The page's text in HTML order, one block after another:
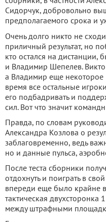
Сидорчук, добровольно
предполагаемого срока и
Очень долго никто не
приличный результат, но
кто остался на дистанции,
и Владимир Шепелев.
а Владимир еще некоторое
время все остальные
его подбадривать и
сил. Вот что значит
Правда, по словам
Александра Козлова о
заблаговременно, ведь
но и данные пульса,
После теста сборники
отдохнуть и поиграть в
впереди еще было крайне
тактическая
между штрафными